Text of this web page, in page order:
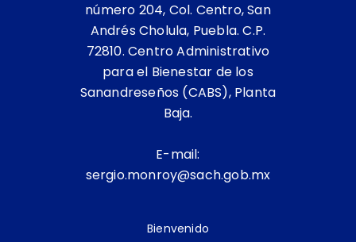
número 204, Col. Centro, San
Andrés Cholula, Puebla. C.P.
72810. Centro Administrativo
para el Bienestar de los
Sanandreseños (CABS), Planta
Baja.
E-mail:
sergio.monroy@sach.gob.mx
Bienvenido